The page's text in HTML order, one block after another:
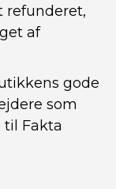
refunderet,
af
gode
som
til Fakta